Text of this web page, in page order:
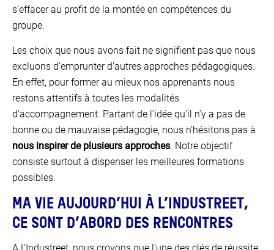
s’effacer au profit de la montée en compétences du
groupe.
Les choix que nous avons fait ne signifient pas que nous
excluons d’emprunter d’autres approches pédagogiques.
En effet, pour former au mieux nos apprenants nous
restons attentifs à toutes les modalités
d’accompagnement. Partant de l’idée qu’il n’y a pas de
bonne ou de mauvaise pédagogie, nous n’hésitons pas à
nous inspirer de plusieurs approches. Notre objectif
consiste surtout à dispenser les meilleures formations
possibles.
MA VIE AUJOURD’HUI À L’INDUSTREET,
CE SONT D’ABORD DES RENCONTRES
A L’Industreet, nous croyons que l’une des clés de réussite